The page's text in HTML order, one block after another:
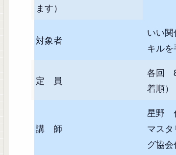
ます）
対象者
いい
キル
定 員
各回
着順）
講 師
星野
マス
グ協